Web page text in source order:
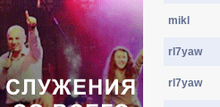
mikl
rl7yaw
rl7yaw